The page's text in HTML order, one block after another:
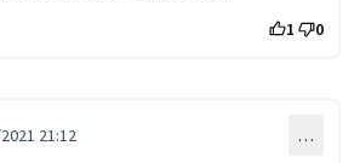
1 0
21:12 …